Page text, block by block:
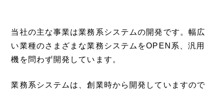
当社の主な事業は業務系システムの開発です。幅広
い業種のさまざまな業務システムをOPEN系、汎用
機を問わず開発しています。
業務系システムは、創業時から開発していますので